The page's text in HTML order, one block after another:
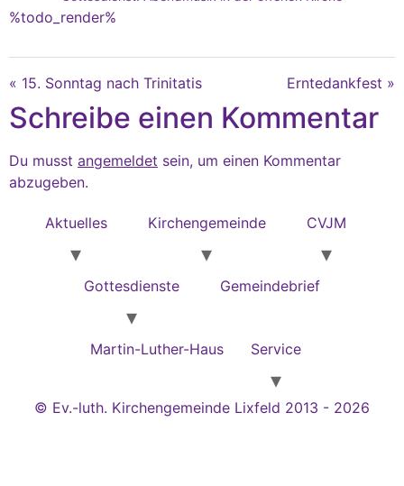
%todo_render%
« 15. Sonntag nach Trinitatis Erntedankfest »
Schreibe einen Kommentar
Du musst angemeldet sein, um einen Kommentar
abzugeben.
Aktuelles Kirchengemeinde CVJM
Gottesdienste Gemeindebrief
Martin-Luther-Haus Service
© Ev.-luth. Kirchengemeinde Lixfeld 2013 - 2026